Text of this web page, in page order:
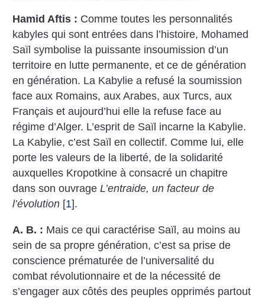
Hamid Aftis : Comme toutes les personnalités
kabyles qui sont entrées dans l’histoire, Mohamed
Saïl symbolise la puissante insoumission d’un
territoire en lutte permanente, et ce de génération
en génération. La Kabylie a refusé la soumission
face aux Romains, aux Arabes, aux Turcs, aux
Français et aujourd’hui elle la refuse face au
régime d’Alger. L’esprit de Saïl incarne la Kabylie.
La Kabylie, c’est Saïl en collectif. Comme lui, elle
porte les valeurs de la liberté, de la solidarité
auxquelles Kropotkine à consacré un chapitre
dans son ouvrageL’entraide, un facteur de
l’évolution [1].
A. B. : Mais ce qui caractérise Saïl, au moins au
sein de sa propre génération, c’est sa prise de
conscience prématurée de l’universalité du
combat révolutionnaire et de la nécessité de
s’engager aux côtés des peuples opprimés partout